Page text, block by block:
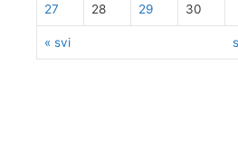
« svi
27 28 29 30